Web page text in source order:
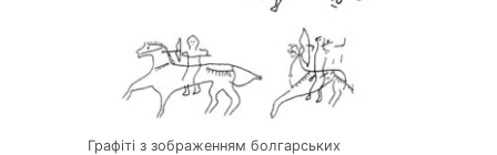
Графіті з зображенням болгарських